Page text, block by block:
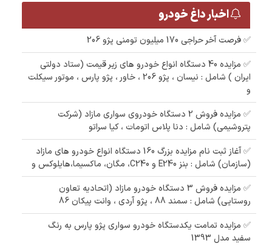
اخبار داغ خودرو
✅ فرصت آخر حراجی 170 میلیون تومنی پژو 206
✅ مزایده 40 دستگاه انواع خودرو های زیر قیمت (ستاد دولتی
ایران ) شامل : نیسان ، پژو 206 ، خاور ، پژو پارس ، موتور سیکلت
و
✅ مزایده فروش 2 دستگاه خودروی سواری مازاد (شرکت
پتروشیمی) شامل : دنا پلاس اتومات ، کیا سراتو
✅ آغاز ثبت نام مزایده بزرگ 160 دستگاه انواع خودرو های مازاد
(سازمان) شامل : بنز E240 و C240، مگان، ماکسیما،هایلوکس و
✅ مزایده فروش 3 دستگاه خودرو مازاد (اتحادیه تعاون
روستایی) شامل : سمند 88 ، پژو آردی ، وانت پیکان 86
✅ مزایده تمامت یکدستگاه خودرو سواری پژو پارس به رنگ
سفید مدل 1393